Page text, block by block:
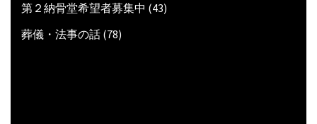
第２納骨堂希望者募集中 (43)
葬儀・法事の話 (78)